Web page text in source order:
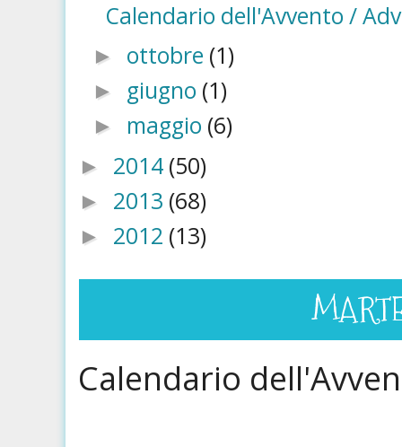
Calendario dell'Avvento /
► ottobre (1)
► giugno (1)
► maggio (6)
► 2014 (50)
► 2013 (68)
► 2012 (13)
Calendario